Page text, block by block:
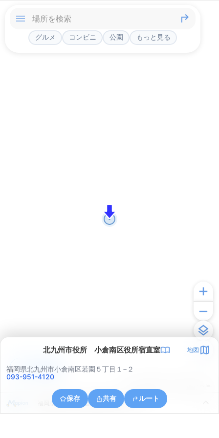
グルメ コンビニ 公園 もっと見る
北九州市役所 小倉南区役所宿直室 地図
福岡県北九州市小倉南区若園５丁目１−２
093-951-4120
保存 共有 ルート
福岡県北九州市小倉南区石田南３丁目８
アプリで見る